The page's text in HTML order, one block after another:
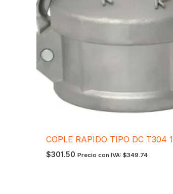
COPLE RAPIDO TIPO DC T304 1
$301.50 Precio con IVA:$349.74